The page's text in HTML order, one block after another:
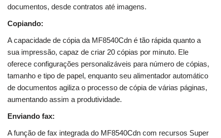
documentos, desde contratos até imagens.
Copiando:
A capacidade de cópia da MF8540Cdn é tão rápida quanto a
sua impressão, capaz de criar 20 cópias por minuto. Ele
oferece configurações personalizáveis ​​para número de cópias,
tamanho e tipo de papel, enquanto seu alimentador automático
de documentos agiliza o processo de cópia de várias páginas,
aumentando assim a produtividade.
Enviando fax:
A função de fax integrada do MF8540Cdn com recursos Super